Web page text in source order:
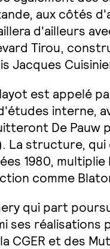
aux côtés
d'ailleurs
Tirou,
Jacques
est appelé
interne,
De Pauw
La structure,
1980,
comme
qui part
ses réalisations
CGER et des